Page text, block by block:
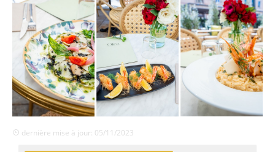
dernière mise à jour: 05/11/2023